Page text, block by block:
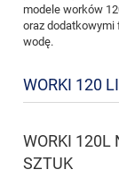
modele worków
oraz dodatkowymi
wodę.
WORKI 120
WORKI 120L
SZTUK